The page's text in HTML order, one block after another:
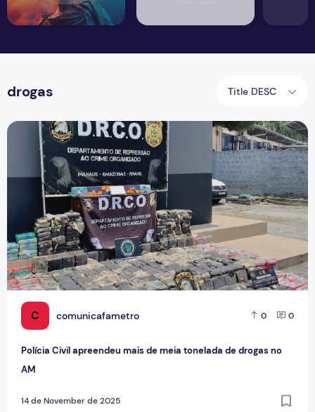
drogas Title DESC
C comunicafametro 0 0
Polícia Civil apreendeu mais de meia tonelada de drogas no
AM
14 de November de 2025
Polícia Civil apreendeu mais de meia tonelada de drogas